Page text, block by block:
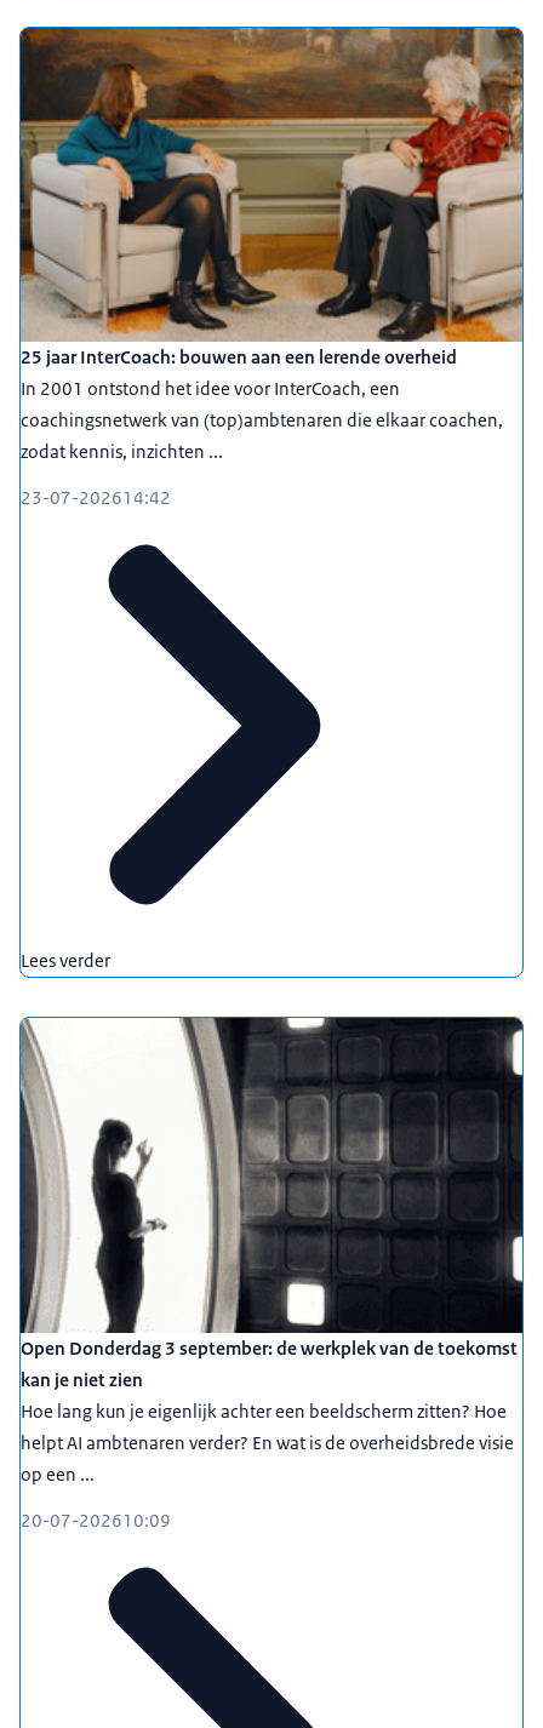
25 jaar InterCoach: bouwen aan een lerende overheid
In 2001 ontstond het idee voor InterCoach, een
coachingsnetwerk van (top)ambtenaren die elkaar coachen,
zodat kennis, inzichten ...
23-07-202614:42
Lees verder
Open Donderdag 3 september: de werkplek van de toekomst
kan je niet zien
Hoe lang kun je eigenlijk achter een beeldscherm zitten? Hoe
helpt AI ambtenaren verder? En wat is de overheidsbrede visie
op een ...
20-07-202610:09